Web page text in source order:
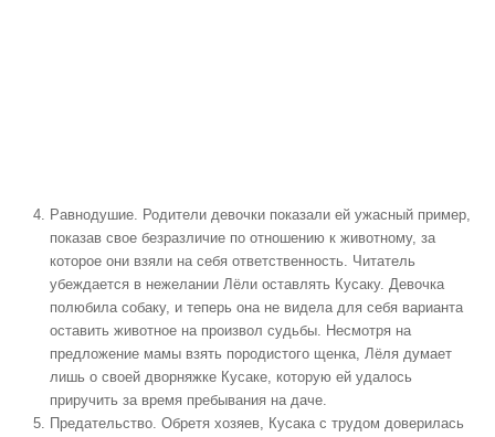
Равнодушие. Родители девочки показали ей ужасный пример,
показав свое безразличие по отношению к животному, за
которое они взяли на себя ответственность. Читатель
убеждается в нежелании Лёли оставлять Кусаку. Девочка
полюбила собаку, и теперь она не видела для себя варианта
оставить животное на произвол судьбы. Несмотря на
предложение мамы взять породистого щенка, Лёля думает
лишь о своей дворняжке Кусаке, которую ей удалось
приручить за время пребывания на даче.
Предательство. Обретя хозяев, Кусака с трудом доверилась